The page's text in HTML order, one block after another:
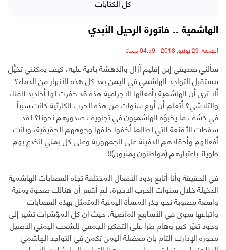
الهاشمية .. فاتورة الرحيل الأبدي
الجمعة, 29 يونيو, 2018 - 04:59 مساءً
سألني صديقي إبن إقليم آزال والدهشة بادية عليه، كيف يمكنني تخيُّل
مستقبل التواجد الهاشمي في اليمن بعد كل هذه الأنهار من الدماء؟
ألا ترى أن الهاشمية بأفعالها الاجرامية هذه قد حفرت لها أخاديد الفناء
والتلاشي؟ أتعلم أن أربع سنوات من هذه الحرب الكارثية كانت سبباً
في كشف ما يخبؤه الهاشميون في تجاويف صدورهم نحونا؟ لقد
سقطت الأقنعة التي لطالما أخفوا خلفها وجوههم الحقيقية، وبانت
أفعالهم وأحقادهم الدفينة على الجمهورية وعلى كل يمني انخدع بهم
طويلاً باعتبارهم (مواطنون يمنيون)!!
في الحقيقة وأنا أتابع ردود الأفعال المختلفة تجاه العصابات الهاشمية
الدخيلة خلال سنوات الحرب الأخيرة، لم أشعر أن هنالك صحوة يمنية
واسعة مصوبة نحو جذر المسأة اليمنية المتمثل بهذه العصابات
وأتباعها سوى في الأسابيع الماضية، حيث أن كل المؤشرات تشير إلى
وجود تغيّر كبير وهام طرأ على التفكير الجمعي للشعب اليمني الأصيل
محوره الإدارك التام بأن معضلة اليمن تكمن في التواجد الهاشمي